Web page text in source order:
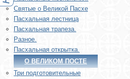
Святые о Великой Пасхе
Пасхальная лестница
Пасхальная трапеза.
Разное.
Пасхальная открытка.
О ВЕЛИКОМ ПОСТЕ
Три подготовительные